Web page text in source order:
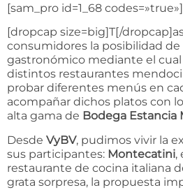
[sam_pro id=1_68 codes=»true»]
[dropcap size=big]T[/
consumidores la posibilidad
gastronómico mediante el
distintos restaurantes
probar diferentes menús en
acompañar dichos platos con
alta gama de Bodega Estancia
Desde VyBV, pudimos vivir la
sus participantes: Montecatini,
restaurante de cocina italiana
grata sorpresa, la propuesta